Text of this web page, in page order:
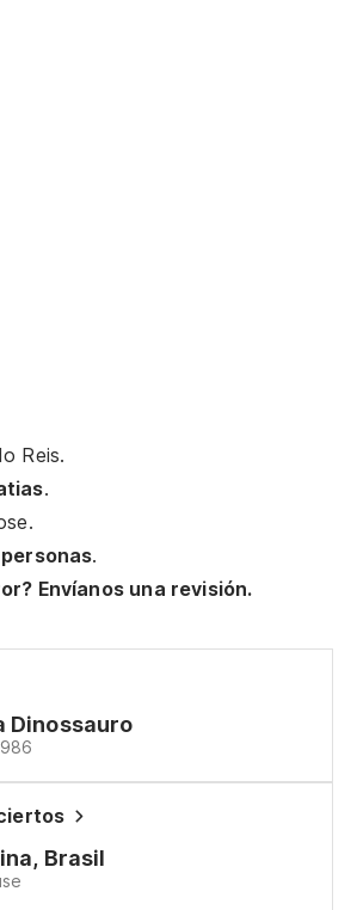
Reis.
.
.
.
Envíanos una revisión.
Dinossauro
Brasil